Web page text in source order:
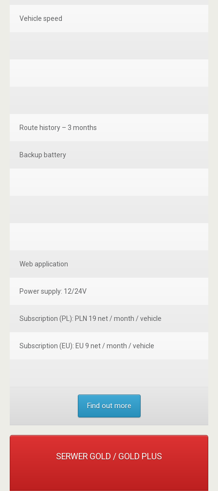
Vehicle speed
Route history – 3 months
Backup battery
Web application
Power supply: 12/24V
Subscription (PL): PLN 19 net / month / vehicle
Subscription (EU): EU 9 net / month / vehicle
Find out more
SERWER GOLD / GOLD PLUS